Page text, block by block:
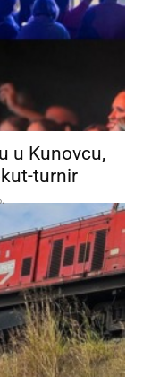
u Kunovcu,
turnir